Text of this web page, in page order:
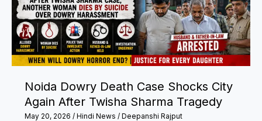
Major
Exam
Reforms
Noida Dowry Death Case Shocks City
Again After Twisha Sharma Tragedy
May 20, 2026 / Hindi News / Deepanshi Rajput